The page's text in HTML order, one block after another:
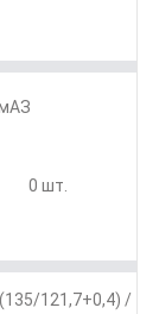
0 шт.
121,7+0,4) /